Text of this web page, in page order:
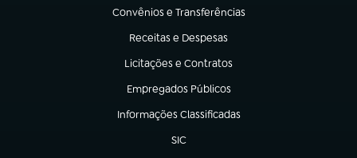
Convênios e Transferências
(abre em nova aba)
Receitas e Despesas
(abre em nova aba)
Licitações e Contratos
(abre em nova aba)
Empregados Públicos
(abre em nova aba)
Informações Classificadas
(abre em nova aba)
SIC
(abre em nova aba)